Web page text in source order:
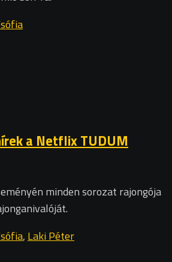
a Netflix TUDUM
minden sorozat rajongója
, Laki Péter